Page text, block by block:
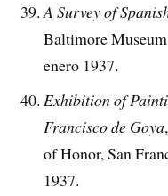
A Survey of
Baltimore
enero 1937.
Exhibition of
Francisco de Goya
of Honor, San
1937.